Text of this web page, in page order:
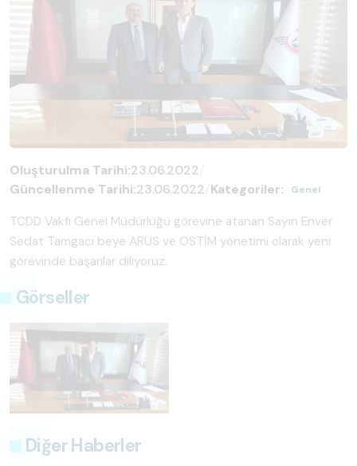
Oluşturulma Tarihi:23.06.2022
Güncellenme Tarihi:23.06.2022 Kategoriler: Genel
TCDD Vakfı Genel Müdürlüğü görevine atanan Sayın Enver
Sedat Tamgacı beye ARUS ve OSTİM yönetimi olarak yeni
görevinde başarılar diliyoruz.
Görseller
Diğer Haberler